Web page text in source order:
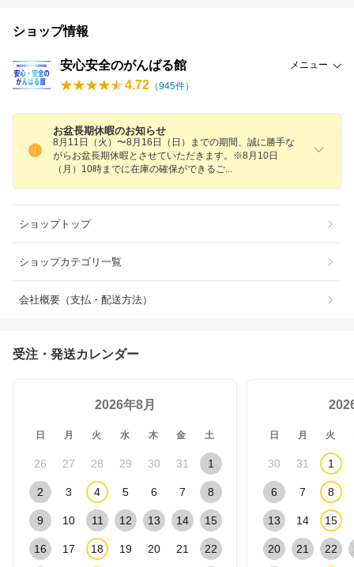
ショップ情報
安心安全のがんばる館 メニュー
4.72 （945件）
お盆長期休暇のお知らせ
8月11日（火）〜8月16日（日）までの期間、誠に勝手な
がらお盆長期休暇とさせていただきます。※8月10日
（月）10時までに在庫の確保ができるご
ショップトップ
ショップカテゴリ一覧
会社概要（支払・配送方法）
受注・発送カレンダー
2026年8月
日 月 火 水 木 金 土
26 27 28 29 30 31 1
2 3 4 5 6 7 8
9 10 11 12 13 14 15
16 17 18 19 20 21 22
日 月 火
30 31 1
6 7 8
13 14 15
20 21 22